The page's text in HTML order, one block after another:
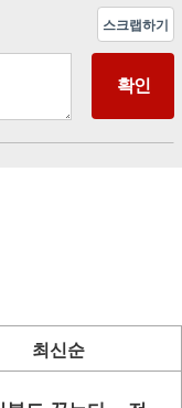
스크랩하기
최신순